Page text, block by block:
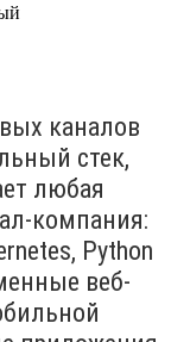
каналов
стек,
любая
компания:
Python
веб-